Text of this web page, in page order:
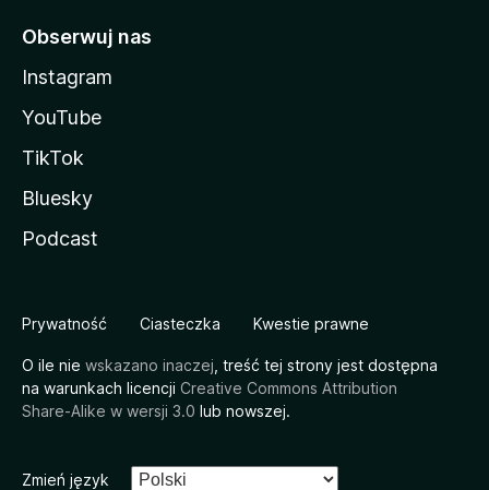
Obserwuj nas
Instagram
YouTube
TikTok
Bluesky
Podcast
Prywatność Ciasteczka Kwestie prawne
O ile nie wskazano inaczej , treść tej strony jest dostępna
na warunkach licencji Creative Commons Attribution
Share-Alike w wersji 3.0 lub nowszej.
Zmień język